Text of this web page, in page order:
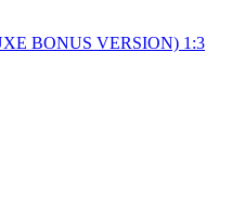
BONUS VERSION) 1:3